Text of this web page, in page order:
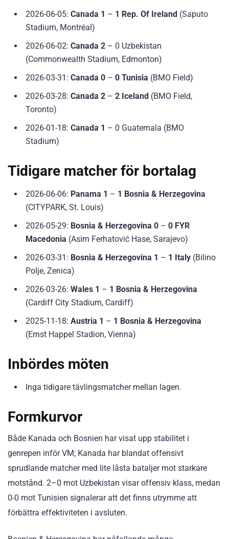
2026-06-05: Canada 1 – 1 Rep. Of Ireland (Saputo
Stadium, Montréal)
2026-06-02: Canada 2 – 0 Uzbekistan
(Commonwealth Stadium, Edmonton)
2026-03-31: Canada 0 – 0 Tunisia (BMO Field)
2026-03-28: Canada 2 – 2 Iceland (BMO Field,
Toronto)
2026-01-18: Canada 1 – 0 Guatemala (BMO
Stadium)
Tidigare matcher för bortalag
2026-06-06: Panama 1 – 1 Bosnia & Herzegovina
(CITYPARK, St. Louis)
2026-05-29: Bosnia & Herzegovina 0 – 0 FYR
Macedonia (Asim Ferhatović Hase, Sarajevo)
2026-03-31: Bosnia & Herzegovina 1 – 1 Italy (Bilino
Polje, Zenica)
2026-03-26: Wales 1 – 1 Bosnia & Herzegovina
(Cardiff City Stadium, Cardiff)
2025-11-18: Austria 1 – 1 Bosnia & Herzegovina
(Ernst Happel Stadion, Vienna)
Inbördes möten
Inga tidigare tävlingsmatcher mellan lagen.
Formkurvor
Både Kanada och Bosnien har visat upp stabilitet i
genrepen inför VM; Kanada har blandat offensivt
sprudlande matcher med lite låsta bataljer mot starkare
motstånd. 2–0 mot Uzbekistan visar offensiv klass, medan
0-0 mot Tunisien signalerar att det finns utrymme att
förbättra effektiviteten i avsluten.